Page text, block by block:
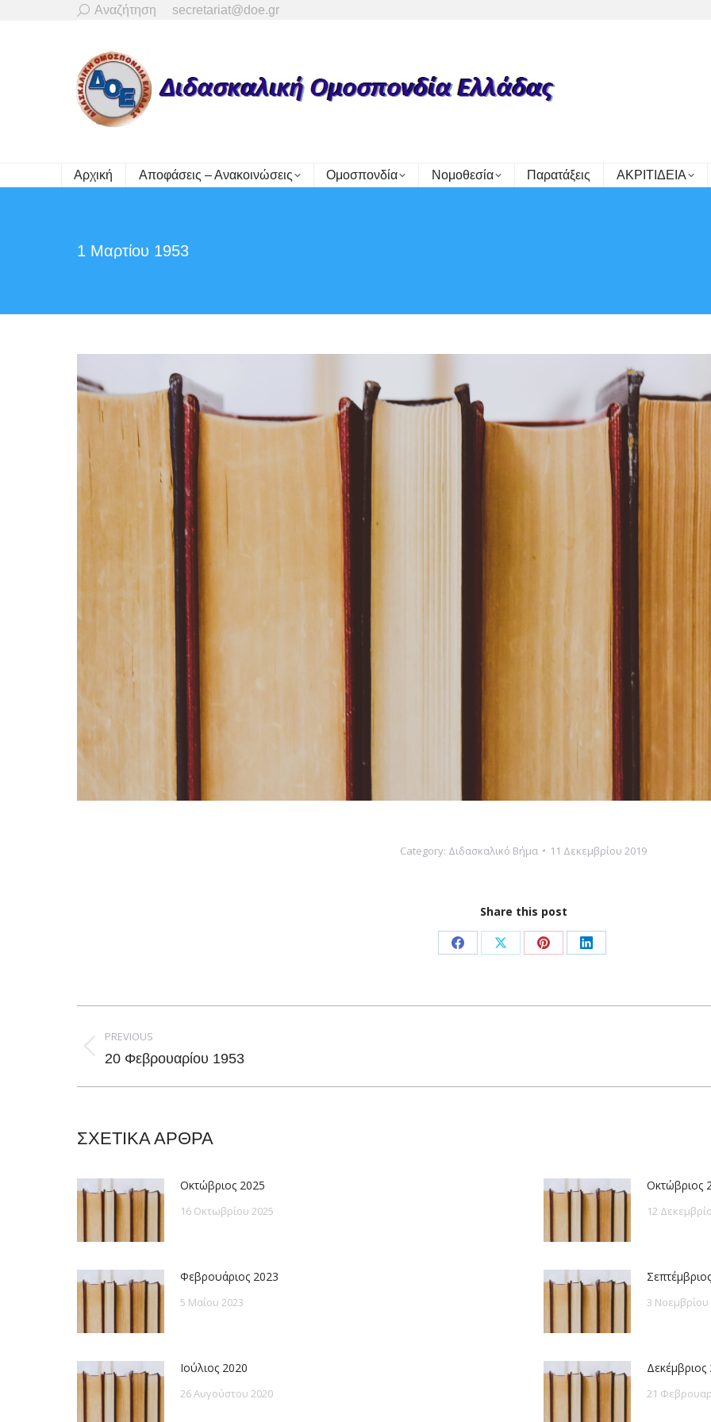
Search:
Αναζήτηση secretariat@doe.gr
Αρχική Αποφάσεις – Ανακοινώσεις Ομοσπονδία Νομοθεσία Παρατάξεις ΑΚΡΙΤΙΔΕΙΑ
1 Μαρτίου 1953
Category: Διδασκαλικό Βήμα 11 Δεκεμβρίου 2019
Share this post
Share
Facebook
Share
X
Share
Pinterest
Share
LinkedIn
navigation
PREVIOUS
Previous
20 Φεβρουαρίου 1953
ΣΧΕΤΙΚΑ ΑΡΘΡΑ
Οκτώβριος 2025
16 Οκτωβρίου 2025
Οκτώβριος
12
Φεβρουάριος 2023
5 Μαΐου 2023 3 Νοεμβρίου
Ιούλιος 2020
26 Αυγούστου 2020
Δεκέμβριος
21